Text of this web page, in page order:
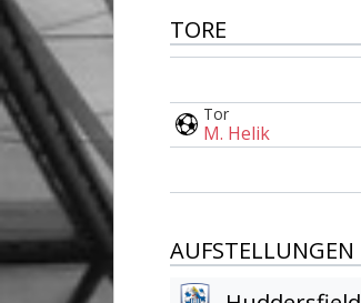
TORE
Tor
M. Helik
AUFSTELLUNGEN